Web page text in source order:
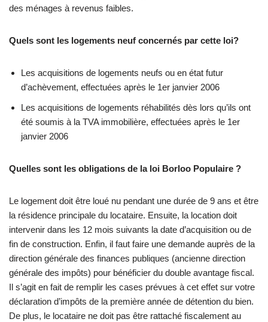
des ménages à revenus faibles.
Quels sont les logements neuf concernés par cette loi?
Les acquisitions de logements neufs ou en état futur
d’achèvement, effectuées après le 1er janvier 2006
Les acquisitions de logements réhabilités dès lors qu’ils ont
été soumis à la TVA immobilière, effectuées après le 1er
janvier 2006
Quelles sont les obligations de la loi Borloo Populaire ?
Le logement doit être loué nu pendant une durée de 9 ans et être
la résidence principale du locataire. Ensuite, la location doit
intervenir dans les 12 mois suivants la date d’acquisition ou de
fin de construction. Enfin, il faut faire une demande auprès de la
direction générale des finances publiques (ancienne direction
générale des impôts) pour bénéficier du double avantage fiscal.
Il s’agit en fait de remplir les cases prévues à cet effet sur votre
déclaration d’impôts de la première année de détention du bien.
De plus, le locataire ne doit pas être rattaché fiscalement au